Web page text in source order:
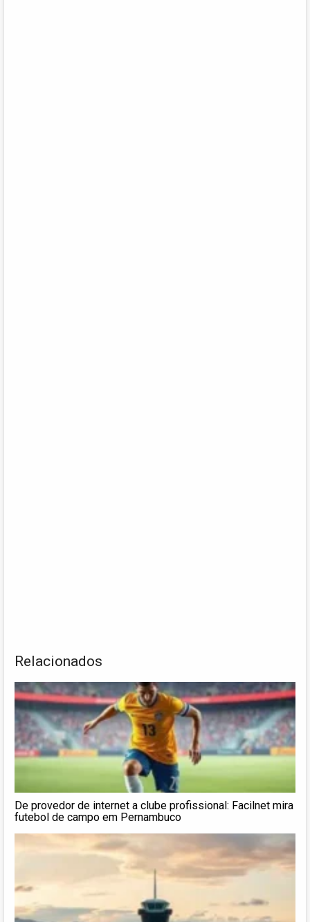
Relacionados
De provedor de internet a clube profissional: Facilnet mira
futebol de campo em Pernambuco